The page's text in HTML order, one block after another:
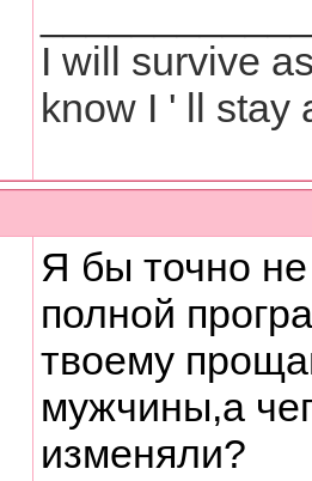
I will survive
know I ' ll stay
Я бы точно
полной
твоему
мужчины,а
изменяли?